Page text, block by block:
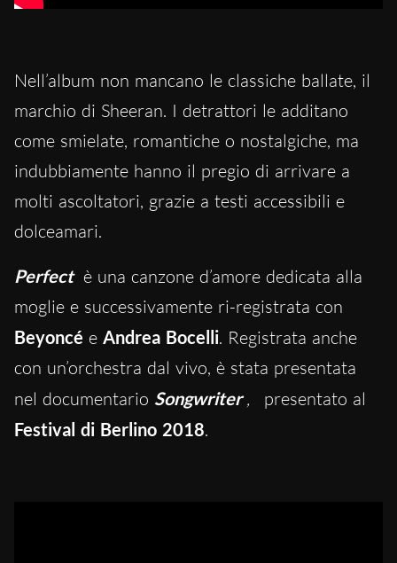
Nell’album non mancano le classiche ballate, il
marchio di Sheeran. I detrattori le additano
come smielate, romantiche o nostalgiche, ma
indubbiamente hanno il pregio di arrivare a
molti ascoltatori, grazie a testi accessibili e
dolceamari.
Perfect è una canzone d’amore dedicata alla
moglie e successivamente ri-registrata con
Beyoncé e Andrea Bocelli. Registrata anche
con un’orchestra dal vivo, è stata presentata
nel documentario Songwriter , presentato al
Festival di Berlino 2018.